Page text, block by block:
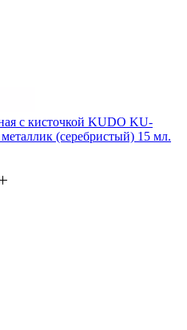
с кисточкой KUDO KU-
(серебристый) 15 мл.